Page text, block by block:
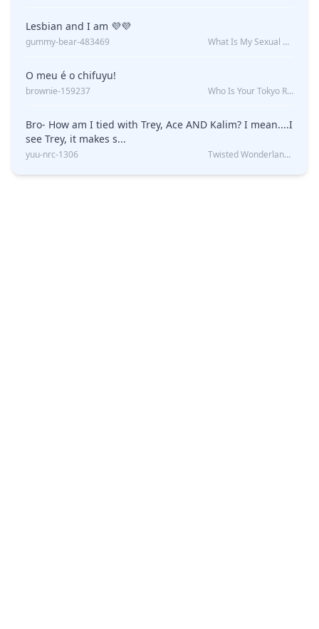
Lesbian and I am 💜💜
gummy-bear-483469 What Is My Sexual Orientation: Uncovered
O meu é o chifuyu!
brownie-159237 Who Is Your Tokyo Revengers Boyfriend?
Bro- How am I tied with Trey, Ace AND Kalim? I mean....I
see Trey, it makes s...
yuu-nrc-1306 Twisted Wonderland Kin Quiz